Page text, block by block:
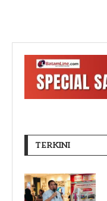
TERKINI